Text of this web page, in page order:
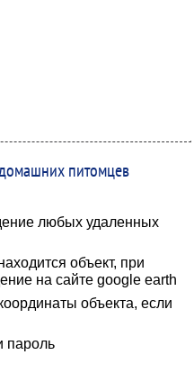
питомцев
любых удаленных
объект, при
на сайте google earth
объекта, если
пароль